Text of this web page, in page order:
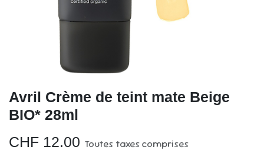
Avril Crème de teint mate Beige
BIO* 28ml
CHF 12.00 Toutes taxes comprises